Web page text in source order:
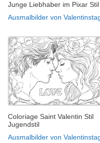
Junge Liebhaber im Pixar Stil
Ausmalbilder von
Coloriage Saint Valentin Stil
Jugendstil
Ausmalbilder von